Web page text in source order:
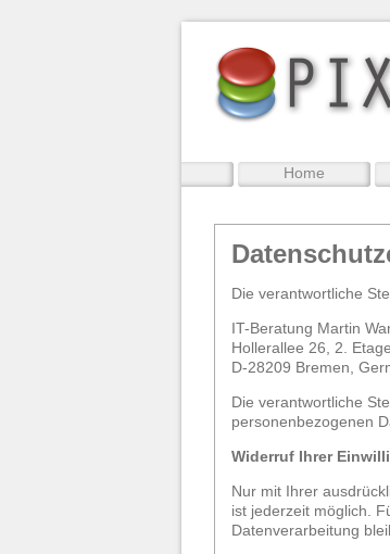
Home
Die verantwortliche
IT-Beratung Martin
Hollerallee 26, 2.
D-28209 Bremen,
Die verantwortliche
personenbezogenen
Widerruf Ihrer
Nur mit Ihrer
ist jederzeit möglich.
Datenverarbeitung